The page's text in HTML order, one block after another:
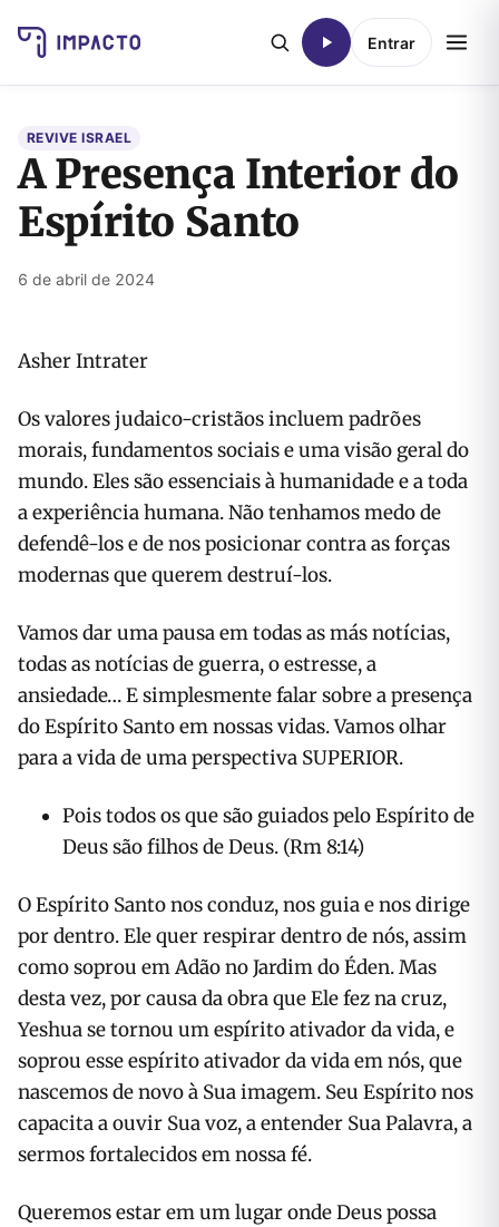
Entrar
REVIVE ISRAEL
A Presença Interior do
Espírito Santo
6 de abril de 2024
Asher Intrater
Os valores judaico-cristãos incluem padrões
morais, fundamentos sociais e uma visão geral do
mundo. Eles são essenciais à humanidade e a toda
a experiência humana. Não tenhamos medo de
defendê-los e de nos posicionar contra as forças
modernas que querem destruí-los.
Vamos dar uma pausa em todas as más notícias,
todas as notícias de guerra, o estresse, a
ansiedade… E simplesmente falar sobre a presença
do Espírito Santo em nossas vidas. Vamos olhar
para a vida de uma perspectiva SUPERIOR.
Pois todos os que são guiados pelo Espírito de
Deus são filhos de Deus. (Rm 8:14)
O Espírito Santo nos conduz, nos guia e nos dirige
por dentro. Ele quer respirar dentro de nós, assim
como soprou em Adão no Jardim do Éden. Mas
desta vez, por causa da obra que Ele fez na cruz,
Yeshua se tornou um espírito ativador da vida, e
soprou esse espírito ativador da vida em nós, que
nascemos de novo à Sua imagem. Seu Espírito nos
capacita a ouvir Sua voz, a entender Sua Palavra, a
sermos fortalecidos em nossa fé.
Queremos estar em um lugar onde Deus possa